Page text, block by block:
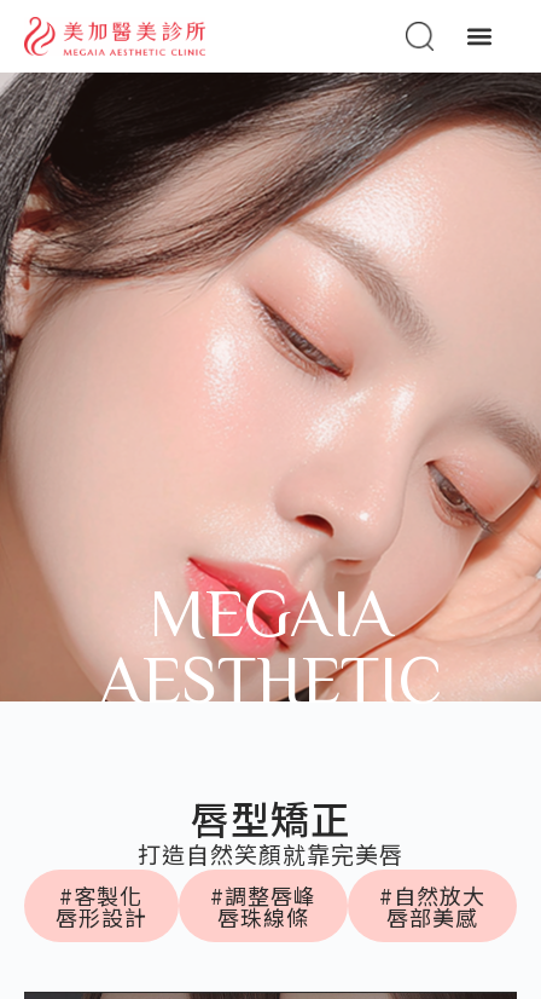
MEGAIA
AESTHETIC
唇型矯正
打造自然笑顏就靠完美唇
#客製化
唇形設計
#調整唇峰
唇珠線條
#自然放大
唇部美感